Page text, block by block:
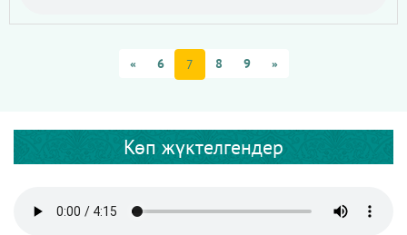
« 6 7 8 9 »
Көп жүктелгендер